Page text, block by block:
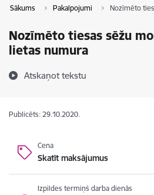
Sākums Pakalpojumi Nozīmēto
Nozīmēto tiesas sēžu
lietas numura
Atskaņot tekstu
Publicēts: 29.10.2020.
Cena
Skatīt maksājumus
Izpildes termiņš darba dienās